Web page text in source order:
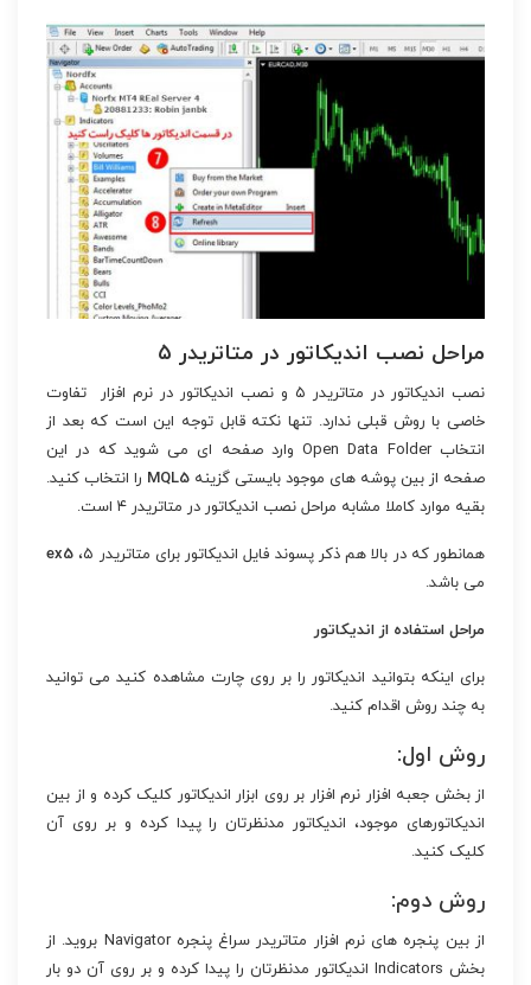
مراحل نصب اندیکاتور در متاتریدر ۵
نصب اندیکاتور در متاتریدر ۵ و نصب اندیکاتور در نرم افزار تفاوت
خاصی با روش قبلی ندارد. تنها نکته قابل توجه این است که بعد از
انتخاب Open Data Folder وارد صفحه ای می شوید که در این
صفحه از بین پوشه های موجود بایستی گزینه MQL5 را انتخاب کنید.
بقیه موارد کاملا مشابه مراحل نصب اندیکاتور در متاتریدر ۴ است.
همانطور که در بالا هم ذکر پسوند فایل اندیکاتور برای متاتریدر ۵،
ex5
می باشد.
مراحل استفاده از اندیکاتور
برای اینکه بتوانید اندیکاتور را بر روی چارت مشاهده کنید می توانید
به چند روش اقدام کنید.
روش اول:
از بخش جعبه افزار نرم افزار بر روی ابزار اندیکاتور کلیک کرده و از بین
اندیکاتورهای موجود، اندیکاتور مدنظرتان را پیدا کرده و بر روی آن
کلیک کنید.
روش دوم:
از بین پنجره های نرم افزار متاتریدر سراغ پنجره Navigator بروید. از
بخش Indicators اندیکاتور مدنظرتان را پیدا کرده و بر روی آن دو بار